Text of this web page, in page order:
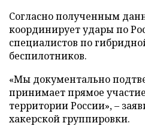
Согласно полученным
координирует удары по
специалистов по
беспилотников.
«Мы документально
принимает прямое
территории России», –
хакерской группировки.